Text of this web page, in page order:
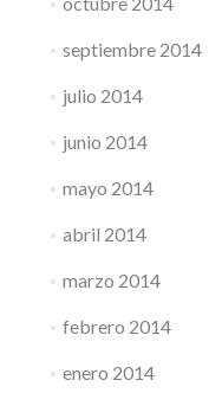
septiembre 2014
julio 2014
junio 2014
mayo 2014
abril 2014
marzo 2014
febrero 2014
enero 2014